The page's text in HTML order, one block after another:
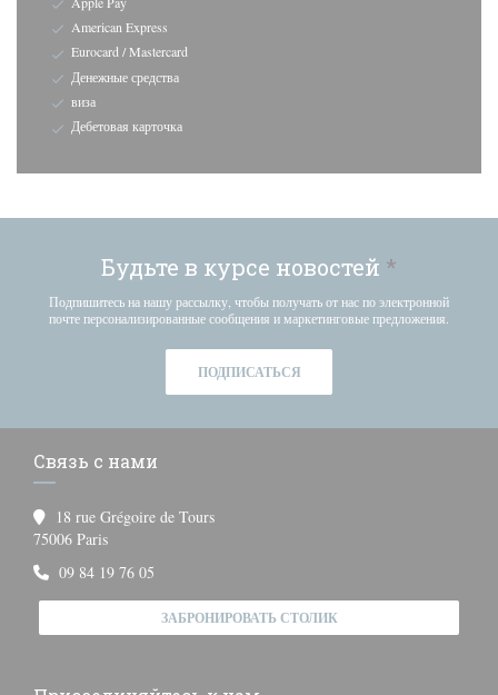
American Express
Eurocard / Mastercard
Денежные средства
виза
Дебетовая карточка
Будьте в курсе новостей *
Подпишитесь на нашу рассылку, чтобы получать от нас по электронной
почте персонализированные сообщения и маркетинговые предложения.
ПОДПИСАТЬСЯ
Связь с нами
18 rue Grégoire de Tours
75006 Paris((открывается в новом окне))
09 84 19 76 05
ЗАБРОНИРОВАТЬ СТОЛИК